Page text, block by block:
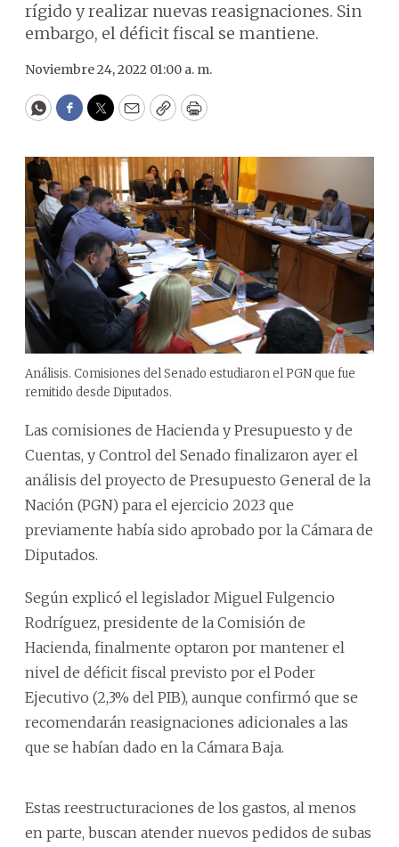
rígido y realizar nuevas reasignaciones. Sin
embargo, el déficit fiscal se mantiene.
Noviembre 24, 2022 01:00 a. m.
WhatsApp
Facebook
Twitter
EmailCopyPrint
Análisis. Comisiones del Senado estudiaron el PGN que fue
remitido desde Diputados.
Las comisiones de Hacienda y Presupuesto y de
Cuentas, y Control del Senado finalizaron ayer el
análisis del proyecto de Presupuesto General de la
Nación (PGN) para el ejercicio 2023 que
previamente había sido aprobado por la Cámara de
Diputados.
Según explicó el legislador Miguel Fulgencio
Rodríguez, presidente de la Comisión de
Hacienda, finalmente optaron por mantener el
nivel de déficit fiscal previsto por el Poder
Ejecutivo (2,3% del PIB), aunque confirmó que se
recomendarán reasignaciones adicionales a las
que se habían dado en la Cámara Baja.
Estas reestructuraciones de los gastos, al menos
en parte, buscan atender nuevos pedidos de subas